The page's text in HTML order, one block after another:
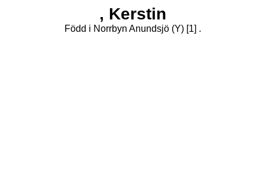
, Kerstin
Född i Norrbyn Anundsjö (Y) [1] .